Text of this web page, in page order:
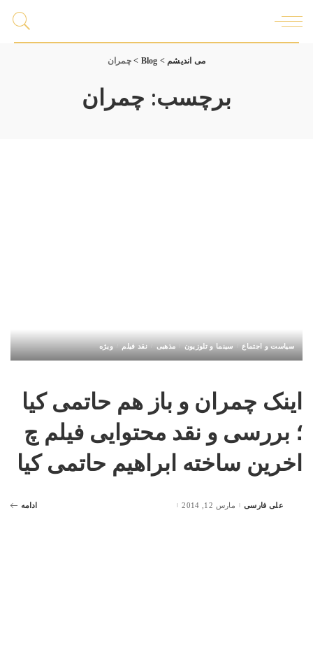
می اندیشم >
Blog
>چمران
برچسب: چمران
سیاست و اجتماع سینما و تلوزیون مذهبی نقد فیلم ویژه
اینک چمران و باز هم حاتمی کیا
؛ بررسی و نقد محتوایی فیلم چ
اخرین ساخته ابراهیم حاتمی کیا
Postedعلی فارسی مارس 12, 2014 ادامه